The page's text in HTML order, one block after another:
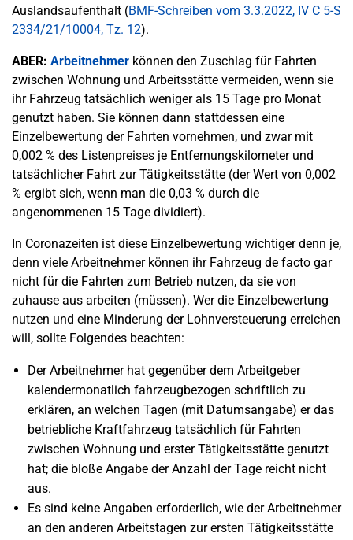
Auslandsaufenthalt (BMF-Schreiben vom 3.3.2022, IV C 5-S
2334/21/10004, Tz. 12).
ABER: Arbeitnehmer können den Zuschlag für Fahrten
zwischen Wohnung und Arbeitsstätte vermeiden, wenn sie
ihr Fahrzeug tatsächlich weniger als 15 Tage pro Monat
genutzt haben. Sie können dann stattdessen eine
Einzelbewertung der Fahrten vornehmen, und zwar mit
0,002 % des Listenpreises je Entfernungskilometer und
tatsächlicher Fahrt zur Tätigkeitsstätte (der Wert von 0,002
% ergibt sich, wenn man die 0,03 % durch die
angenommenen 15 Tage dividiert).
In Coronazeiten ist diese Einzelbewertung wichtiger denn je,
denn viele Arbeitnehmer können ihr Fahrzeug de facto gar
nicht für die Fahrten zum Betrieb nutzen, da sie von
zuhause aus arbeiten (müssen). Wer die Einzelbewertung
nutzen und eine Minderung der Lohnversteuerung erreichen
will, sollte Folgendes beachten:
Der Arbeitnehmer hat gegenüber dem Arbeitgeber
kalendermonatlich fahrzeugbezogen schriftlich zu
erklären, an welchen Tagen (mit Datumsangabe) er das
betriebliche Kraftfahrzeug tatsächlich für Fahrten
zwischen Wohnung und erster Tätigkeitsstätte genutzt
hat; die bloße Angabe der Anzahl der Tage reicht nicht
aus.
Es sind keine Angaben erforderlich, wie der Arbeitnehmer
an den anderen Arbeitstagen zur ersten Tätigkeitsstätte